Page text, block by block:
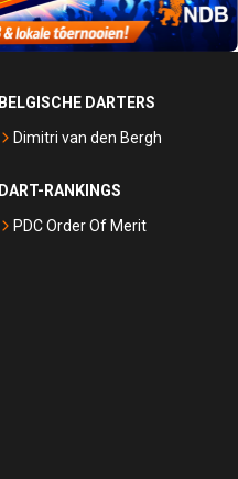
BELGISCHE DARTERS
Dimitri van den Bergh
DART-RANKINGS
PDC Order Of Merit